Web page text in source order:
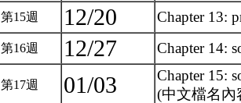
第15週 12/20 Chapter 13:
第16週 12/27 Chapter 14:
第17週 01/03
Chapter 15:
(中文檔名